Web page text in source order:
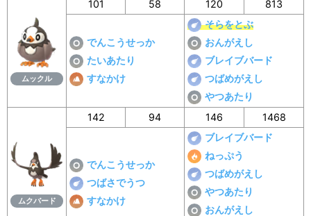
ムックル
101 58 120 813
でんこうせっか
たいあたり
すなかけ
そらをとぶ
おんがえし
ブレイブバード
つばめがえし
やつあたり
ムクバード
142 94 146 1468
でんこうせっか
つばさでうつ
すなかけ
ブレイブバード
ねっぷう
つばめがえし
やつあたり
おんがえし